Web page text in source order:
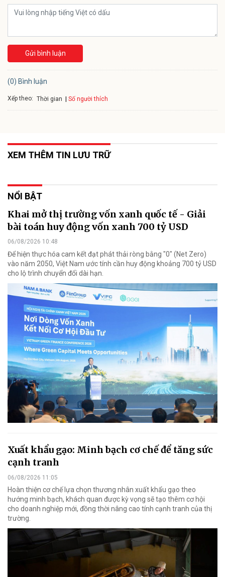
Gửi bình luận
(0) Bình luận
Xếp theo: Thời gian Số người thích
XEM THÊM TIN LƯU TRỮ
NỔI BẬT
Khai mở thị trường vốn xanh quốc tế - Giải
bài toán huy động vốn xanh 700 tỷ USD
06/08/2026 10:48
Để hiện thực hóa cam kết đạt phát thải ròng bằng "0" (Net Zero)
vào năm 2050, Việt Nam ước tính cần huy động khoảng 700 tỷ USD
cho lộ trình chuyển đổi dài hạn.
Xuất khẩu gạo: Minh bạch cơ chế để tăng sức
cạnh tranh
06/08/2026 11:05
Hoàn thiện cơ chế lựa chọn thương nhân xuất khẩu gạo theo
hướng minh bạch, khách quan được kỳ vọng sẽ tạo thêm cơ hội
cho doanh nghiệp mới, đồng thời nâng cao tính cạnh tranh của thị
trường.